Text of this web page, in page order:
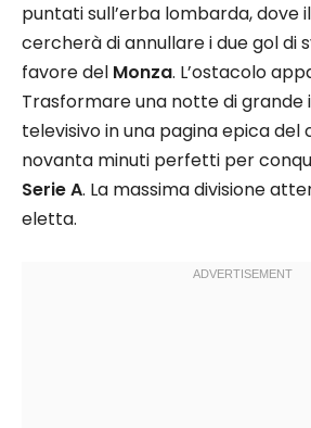
puntati sull’erba lombarda, dove il
cercherà di annullare i due gol di
favore del Monza. L’ostacolo
Trasformare una notte di
televisivo in una pagina epica del
novanta minuti perfetti per
Serie A. La massima divisione
eletta.